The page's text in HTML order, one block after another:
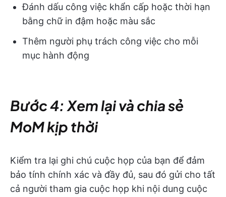
Đánh dấu công việc khẩn cấp hoặc thời hạn
bằng chữ in đậm hoặc màu sắc
Thêm người phụ trách công việc cho mỗi
mục hành động
Bước 4: Xem lại và chia sẻ
MoM kịp thời
Kiểm tra lại ghi chú cuộc họp của bạn để đảm
bảo tính chính xác và đầy đủ, sau đó gửi cho tất
cả người tham gia cuộc họp khi nội dung cuộc